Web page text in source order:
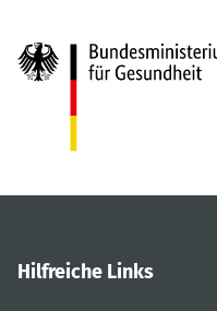
Hilfreiche Links